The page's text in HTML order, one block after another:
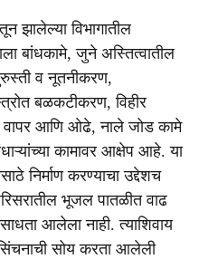
झालेल्या विभागातील
बांधकामे, जुने अस्तित्वातील
व नूतनीकरण,
बळकटीकरण, विहीर
वापर आणि ओढे, नाले जोड कामे
कामावर आक्षेप आहे. या
निर्माण करण्याचा उद्देशच
भूजल पातळीत वाढ
साधता आलेला नाही. त्याशिवाय
सिंचनाची सोय करता आलेली